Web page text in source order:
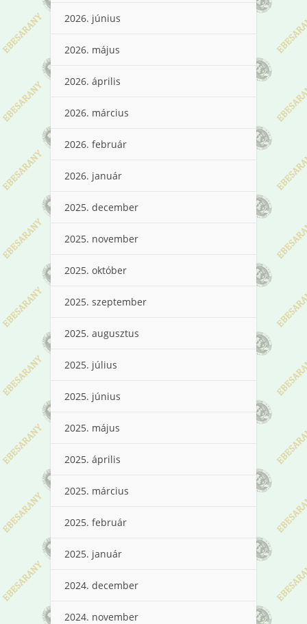
2026. június
2026. május
2026. április
2026. március
2026. február
2026. január
2025. december
2025. november
2025. október
2025. szeptember
2025. augusztus
2025. július
2025. június
2025. május
2025. április
2025. március
2025. február
2025. január
2024. december
2024. november